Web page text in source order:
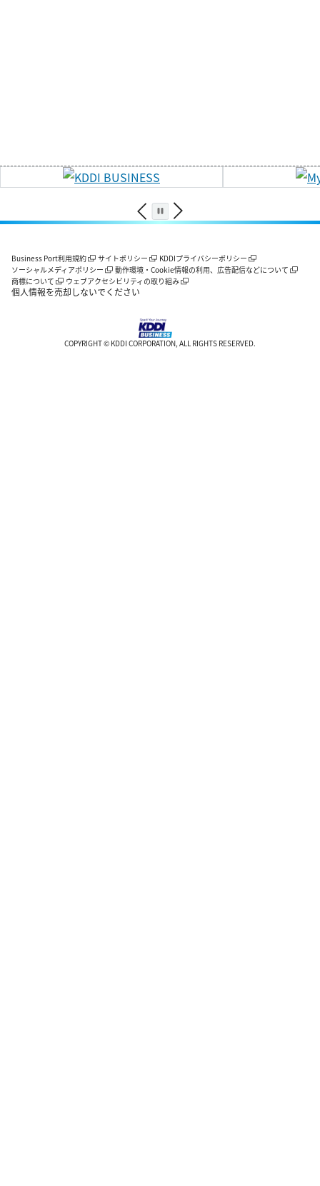
Business Port利用規約 サイトポリシー
KDDIプライバシーポリシー
ソーシャルメディアポリシー
動作環境・Cookie情報の利用、広告配信などについて
商標について
ウェブアクセシビリティの取り組み
個人情報を売却しないでください
COPYRIGHT © KDDI CORPORATION, ALL RIGHTS RESERVED.